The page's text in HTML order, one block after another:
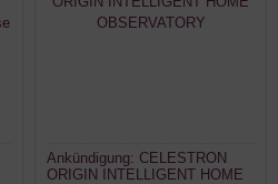
Ankündigung: CELESTRON
ORIGIN INTELLIGENT HOME